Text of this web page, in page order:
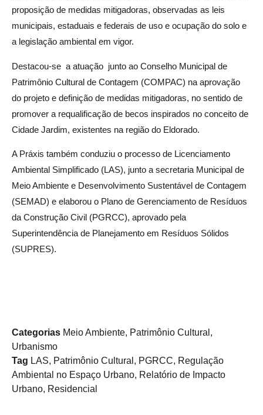
proposição de medidas mitigadoras, observadas as leis
municipais, estaduais e federais de uso e ocupação do solo e
a legislação ambiental em vigor.
Destacou-se a atuação junto ao Conselho Municipal de
Patrimônio Cultural de Contagem (COMPAC) na aprovação
do projeto e definição de medidas mitigadoras, no sentido de
promover a requalificação de becos inspirados no conceito de
Cidade Jardim, existentes na região do Eldorado.
A Práxis também conduziu o processo de Licenciamento
Ambiental Simplificado (LAS), junto a secretaria Municipal de
Meio Ambiente e Desenvolvimento Sustentável de Contagem
(SEMAD) e elaborou o Plano de Gerenciamento de Resíduos
da Construção Civil (PGRCC), aprovado pela
Superintendência de Planejamento em Resíduos Sólidos
(SUPRES).
Categorias Meio Ambiente, Patrimônio Cultural ,
Urbanismo
Tag LAS, Patrimônio Cultural , PGRCC, Regulação
Ambiental no Espaço Urbano, Relatório de Impacto
Urbano, Residencial